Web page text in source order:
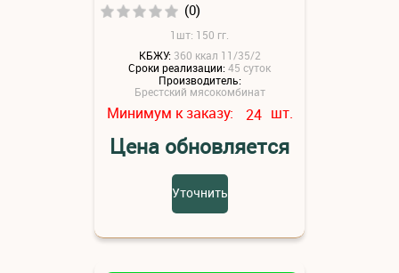
(0)
1шт: 150 гг.
КБЖУ: 360 ккал 11/35/2
Сроки реализации:45 суток
Производитель:
Брестский мясокомбинат
Минимум к заказу: 24 шт.
Цена обновляется
Уточнить